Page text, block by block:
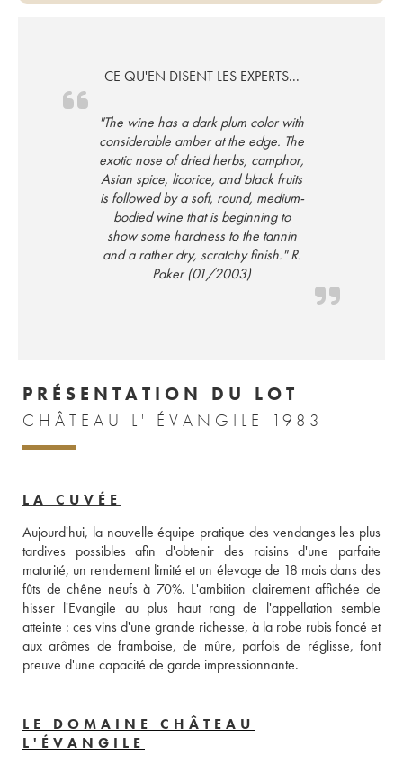
CE QU'EN DISENT LES EXPERTS...
"The wine has a dark plum color with
considerable amber at the edge. The
exotic nose of dried herbs, camphor,
Asian spice, licorice, and black fruits
is followed by a soft, round, medium-
bodied wine that is beginning to
show some hardness to the tannin
and a rather dry, scratchy finish." R.
Paker (01/2003)
PRÉSENTATION DU LOT
CHÂTEAU L' ÉVANGILE 1983
LA CUVÉE
Aujourd'hui, la nouvelle équipe pratique des vendanges les plus
tardives possibles afin d'obtenir des raisins d'une parfaite
maturité, un rendement limité et un élevage de 18 mois dans des
fûts de chêne neufs à 70%. L'ambition clairement affichée de
hisser l'Evangile au plus haut rang de l'appellation semble
atteinte : ces vins d'une grande richesse, à la robe rubis foncé et
aux arômes de framboise, de mûre, parfois de réglisse, font
preuve d'une capacité de garde impressionnante.
LE DOMAINE CHÂTEAU
L'ÉVANGILE